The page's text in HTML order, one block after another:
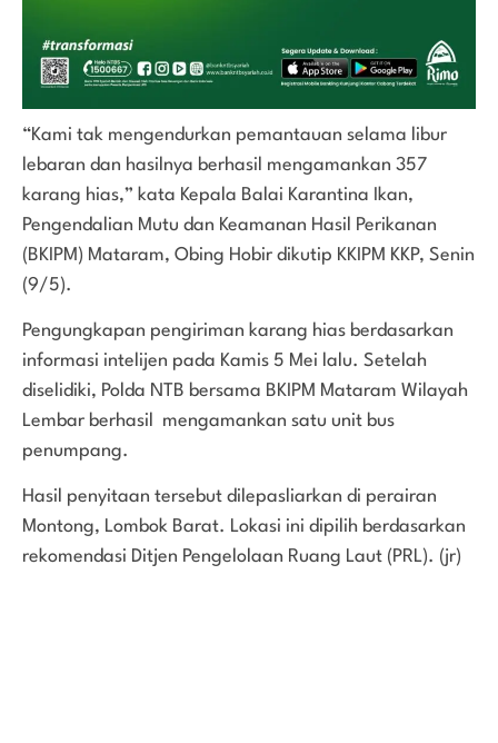
“Kami tak mengendurkan pemantauan selama libur
lebaran dan hasilnya berhasil mengamankan 357
karang hias,” kata Kepala Balai Karantina Ikan,
Pengendalian Mutu dan Keamanan Hasil Perikanan
(BKIPM) Mataram, Obing Hobir dikutip KKIPM KKP, Senin
(9/5).
Pengungkapan pengiriman karang hias berdasarkan
informasi intelijen pada Kamis 5 Mei lalu. Setelah
diselidiki, Polda NTB bersama BKIPM Mataram Wilayah
Lembar berhasil mengamankan satu unit bus
penumpang.
Hasil penyitaan tersebut dilepasliarkan di perairan
Montong, Lombok Barat. Lokasi ini dipilih berdasarkan
rekomendasi Ditjen Pengelolaan Ruang Laut (PRL). (jr)